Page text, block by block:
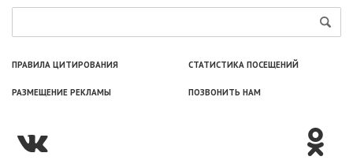
ПРАВИЛА ЦИТИРОВАНИЯ СТАТИСТИКА ПОСЕЩЕНИЙ
РАЗМЕЩЕНИЕ РЕКЛАМЫ ПОЗВОНИТЬ НАМ